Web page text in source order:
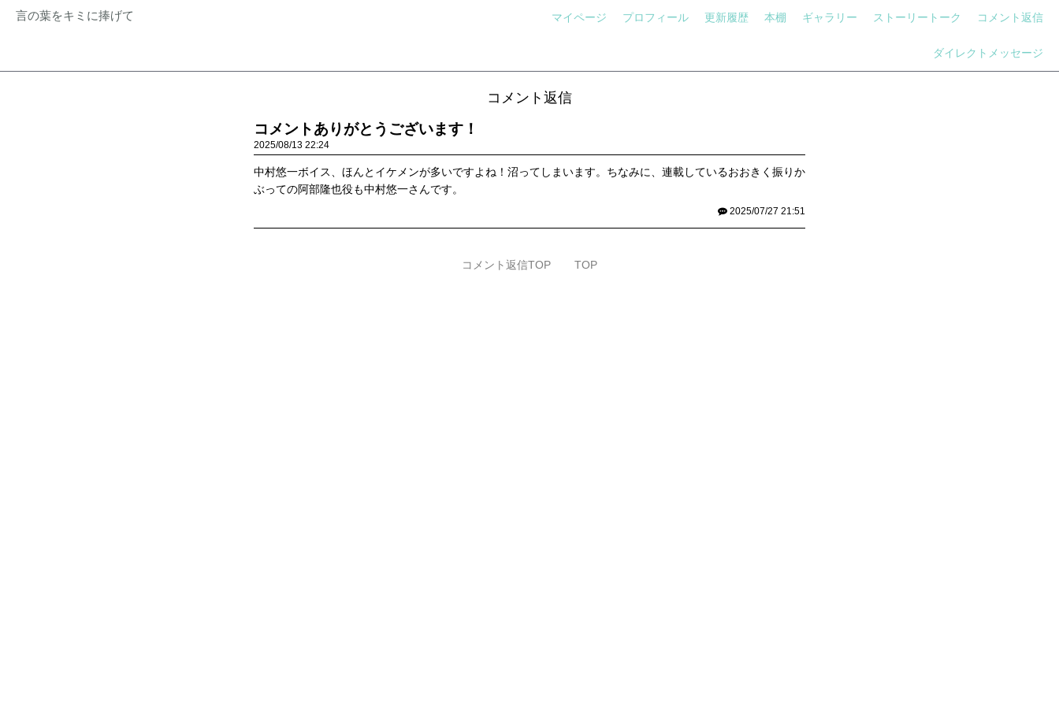
言の葉をキミに捧げて マイページ プロフィール 更新履歴 本棚 ギャラリー ストーリートーク コメント返信
ダイレクトメッセージ
コメント返信
コメントありがとうございます！
2025 08 13 22:24
中村悠一ボイス、ほんとイケメンが多いですよね！沼ってしまいます。ちなみに、連載しているおおきく振りか
ぶっての阿部隆也役も中村悠一さんです。
2025/07/27 21:51
コメント返信TOP TOP